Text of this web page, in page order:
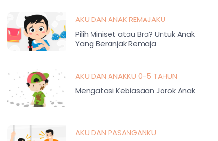
AKU DAN ANAK REMAJAKU
Pilih Miniset atau Bra? Untuk Anak
Yang Beranjak Remaja
AKU DAN ANAKKU 0-5 TAHUN
Mengatasi Kebiasaan Jorok Anak
AKU DAN PASANGANKU